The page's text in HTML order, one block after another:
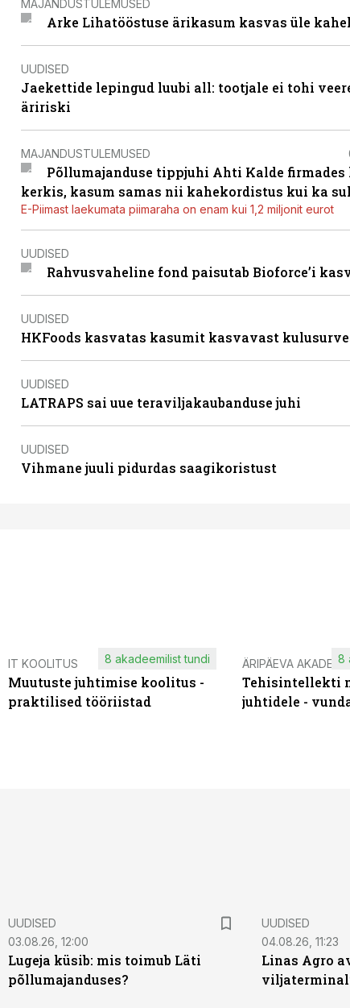
MAJANDUSTULEMUSED
Arke Lihatööstuse ärikasum kasvas üle
UUDISED
Jaekettide lepingud luubi all: tootjale ei tohi
äririski
MAJANDUSTULEMUSED
Põllumajanduse tippjuhi Ahti Kalde
kerkis, kasum samas nii kahekordistus kui ka
E-Piimast laekumata piimaraha on enam kui 1,2 miljonit eurot
UUDISED
Rahvusvaheline fond paisutab Bioforce’i
UUDISED
HKFoods kasvatas kasumit kasvavast
UUDISED
LATRAPS sai uue teraviljakaubanduse juhi
UUDISED
Vihmane juuli pidurdas saagikoristust
IT KOOLITUS
Muutuste juhtimise koolitus -
praktilised tööriistad
8 akadeemilist tundi ÄRIPÄEVA
Tehisintellekti
juhtidele -
8
UUDISED
03.08.26, 12:00
Lugeja küsib: mis toimub Läti
põllumajanduses?
UUDISED
04.08.26, 11:23
Linas Agro